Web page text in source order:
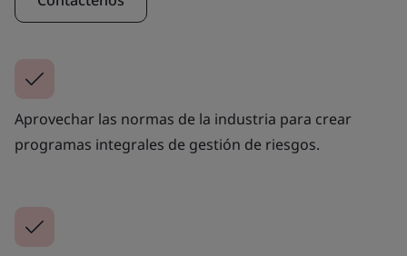
Aprovechar las normas de la industria para crear
programas integrales de gestión de riesgos.